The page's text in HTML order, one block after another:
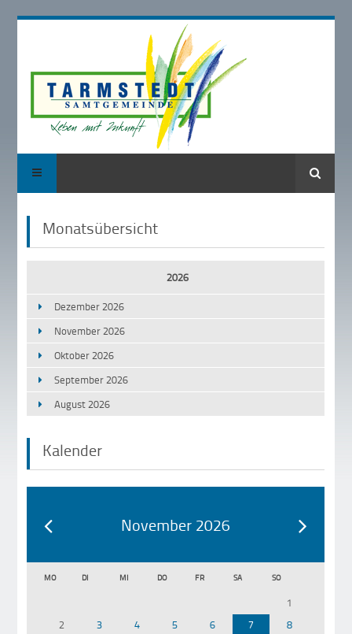
Suche
Monatsübersicht
2026
Dezember 2026
November 2026
Oktober 2026
September 2026
August 2026
Kalender
November 2026
MO DI MI DO FR SA SO
1
2
3 4 5 6 7
8